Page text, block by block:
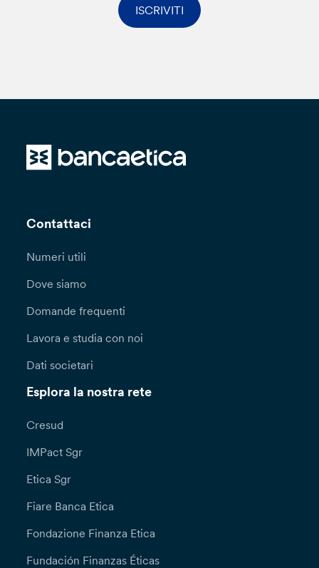
ISCRIVITI
Contattaci
Numeri utili
Dove siamo
Domande frequenti
Lavora e studia con noi
Dati societari
Esplora la nostra rete
Cresud
IMPact Sgr
Etica Sgr
Fiare Banca Etica
Fondazione Finanza Etica
Fundación Finanzas Éticas